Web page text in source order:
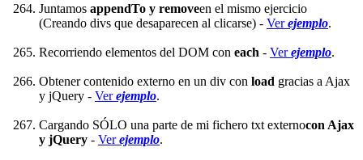
Juntamos appendTo y removeen el mismo ejercicio
(Creando divs que desaparecen al clicarse) - Verejemplo.
Recorriendo elementos del DOM con each - Verejemplo.
Obtener contenido externo en un div con load gracias a Ajax
y jQuery - Verejemplo.
Cargando SÓLO una parte de mi fichero txt externocon Ajax
y jQuery - Verejemplo.